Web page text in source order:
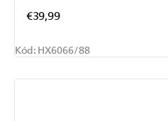
€39,99
Kód: HX6066/88